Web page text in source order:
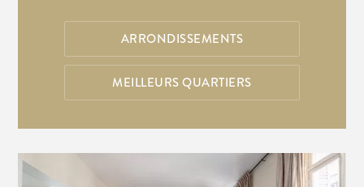
ARRONDISSEMENTS
MEILLEURS QUARTIERS